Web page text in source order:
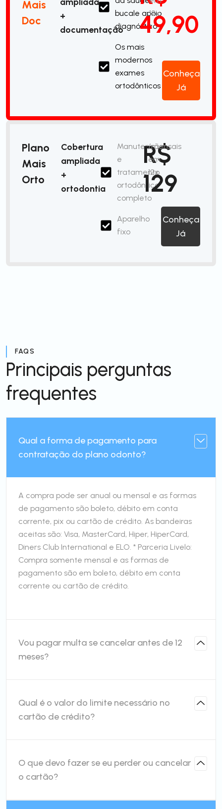
Mais
Doc
+
documentação
bucale apoio
diagnóstico
Os mais
modernos
exames
ortodônticos
49,90
12x
Conheça
Já
Plano
Mais
Orto
Cobertura
ampliada
+
ortodontia
Manutenção
e
tratamento
ortodôntico
completo
Aparelho
fixo
R$
129
/mensais
em
12x
Conheça
Já
FAQS
Principais perguntas
frequentes
Qual a forma de pagamento para
contratação do plano odonto?
A compra pode ser anual ou mensal e as formas
de pagamento são boleto, débito em conta
corrente, pix ou cartão de crédito. As bandeiras
aceitas são: Visa, MasterCard, Hiper, HiperCard,
Diners Club International e ELO. * Parceria Livelo:
Compra somente mensal e as formas de
pagamento são em boleto, débito em conta
corrente ou cartão de crédito.
Vou pagar multa se cancelar antes de 12
meses?
Qual é o valor do limite necessário no
cartão de crédito?
O que devo fazer se eu perder ou cancelar
o cartão?